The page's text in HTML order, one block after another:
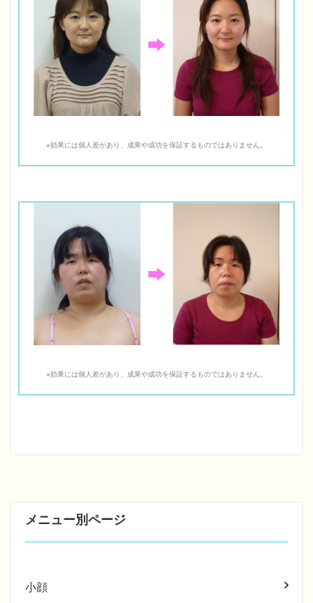
※効果には個人差があり、成果や成功を保証するものではありません。
※効果には個人差があり、成果や成功を保証するものではありません。
メニュー別ページ
小顔